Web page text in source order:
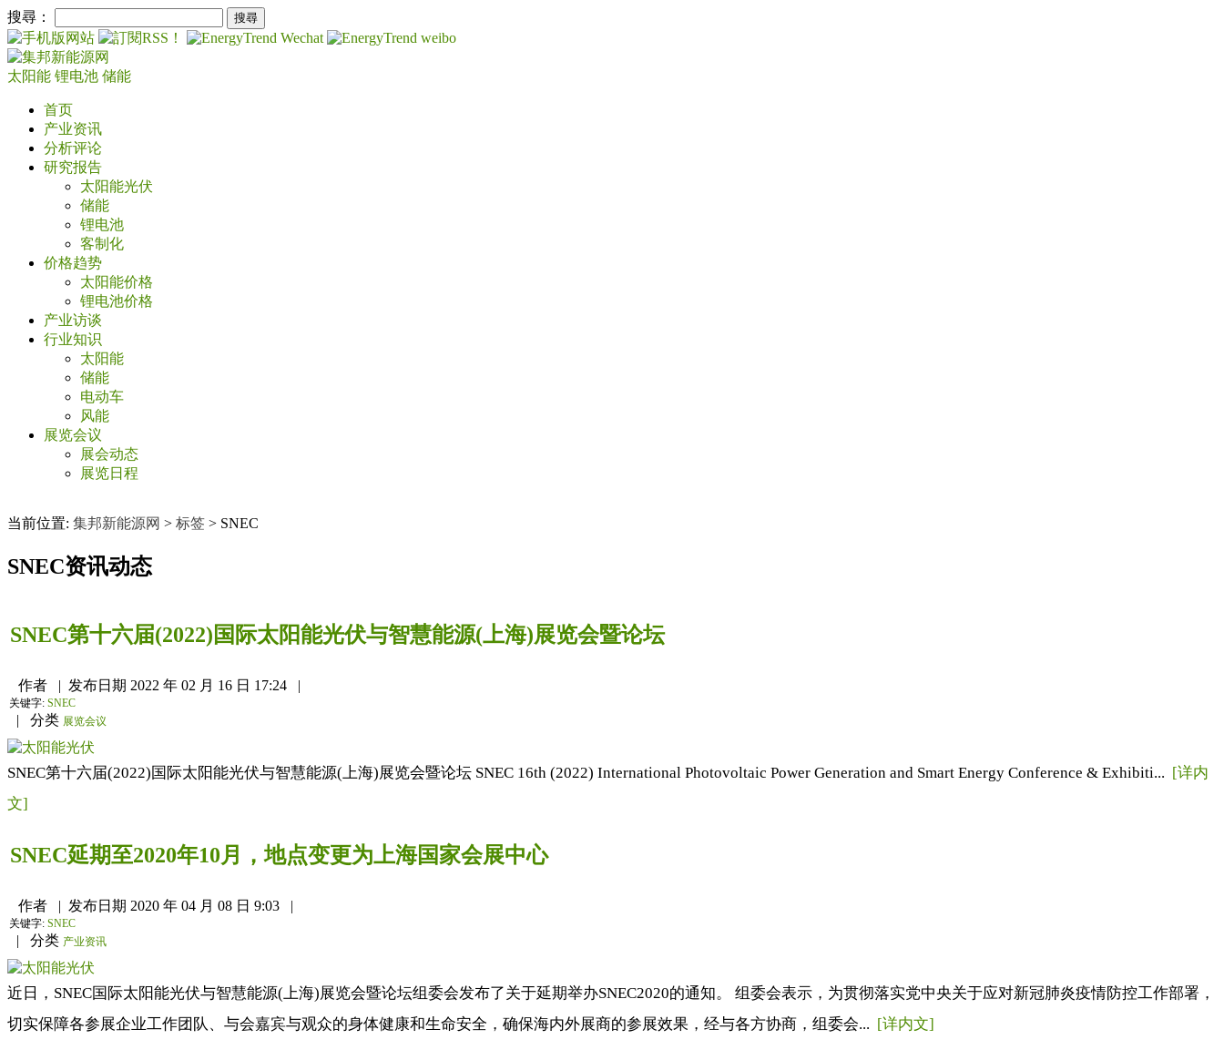
搜尋：
太阳能 锂电池 储能
首页
产业资讯
分析评论
研究报告
太阳能光伏
储能
锂电池
客制化
价格趋势
太阳能价格
锂电池价格
产业访谈
行业知识
太阳能
储能
电动车
风能
展览会议
展会动态
展览日程
当前位置: 集邦新能源网 > 标签 > SNEC
SNEC资讯动态
SNEC第十六届(2022)国际太阳能光伏与智慧能源(上海)展览会暨论坛
作者 | 发布日期 2022 年 02 月 16 日 17:24 |
关键字: SNEC
| 分类 展览会议
SNEC第十六届(2022)国际太阳能光伏与智慧能源(上海)展览会暨论坛 SNEC 16th (2022) International Photovoltaic Power Generation and Smart Energy Conference & Exhibiti... [详内
文]
SNEC延期至2020年10月，地点变更为上海国家会展中心
作者 | 发布日期 2020 年 04 月 08 日 9:03 |
关键字: SNEC
| 分类 产业资讯
近日，SNEC国际太阳能光伏与智慧能源(上海)展览会暨论坛组委会发布了关于延期举办SNEC2020的通知。 组委会表示，为贯彻落实党中央关于应对新冠肺炎疫情防控工作部署，
切实保障各参展企业工作团队、与会嘉宾与观众的身体健康和生命安全，确保海内外展商的参展效果，经与各方协商，组委会... [详内文]